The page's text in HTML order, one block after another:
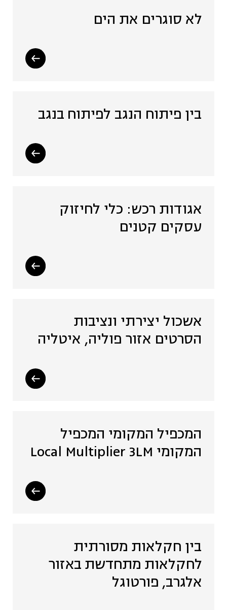
לא סוגרים את הים
בין פיתוח הנגב לפיתוח בנגב
אגודות רכש: כלי לחיזוק
עסקים קטנים
אשכול יצירתי ונציבות
הסרטים אזור פוליה, איטליה
המכפיל המקומי המכפיל
המקומי Local Multiplier 3LM
בין חקלאות מסורתית
לחקלאות מתחדשת באזור
אלגרב, פורטוגל